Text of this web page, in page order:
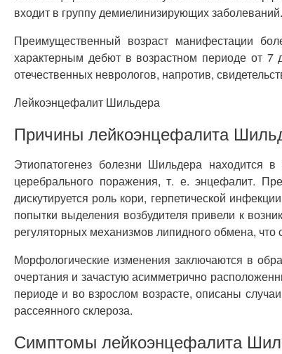
входит в группу демиелинизирующих заболеваний.
Преимущественный возраст манифестации
характерным дебют в возрастном периоде от 7
отечественных неврологов, напротив,
Лейкоэнцефалит Шильдера
Причины лейкоэнцефалита
Этиопатогенез болезни Шильдера находится
церебрального поражения, т. е. энцефалит.
дискутируется роль кори, герпетической
попытки выделения возбудителя привели к
регуляторных механизмов липидного обмена,
Морфологические изменения заключаются в
очертания и зачастую асимметрично
периоде и во взрослом возрасте, описаны
рассеянного склероза.
Симптомы лейкоэнцефалита